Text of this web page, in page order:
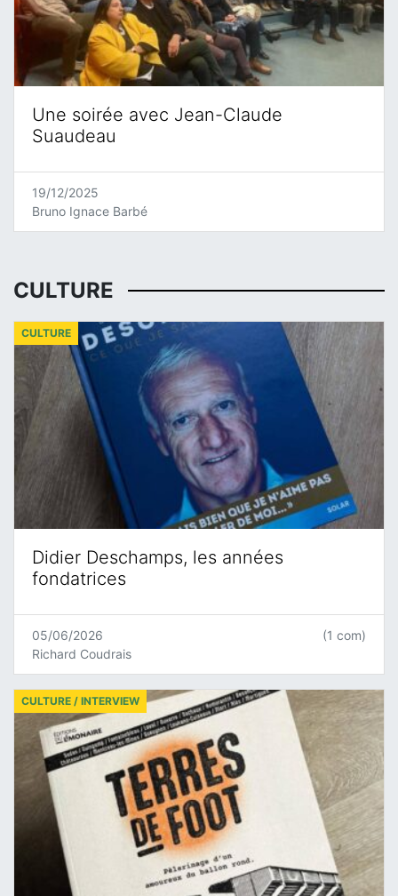
Une soirée avec Jean-Claude
Suaudeau
19/12/2025
Bruno Ignace Barbé
CULTURE
Didier Deschamps, les années
fondatrices
CULTURE
05/06/2026
Richard Coudrais
(1 com)
CULTURE / INTERVIEW